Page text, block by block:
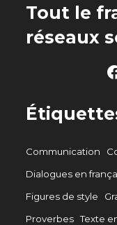
Tout le
réseaux
Communication
Dialogues en
Figures de style
Proverbes Texte